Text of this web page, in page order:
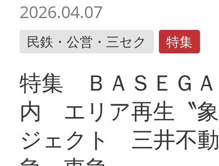
2026.04.07
民鉄・公営・三セク 特集
特集 ＢＡＳＥＧ
内 エリア再生〝
ジェクト 三井不